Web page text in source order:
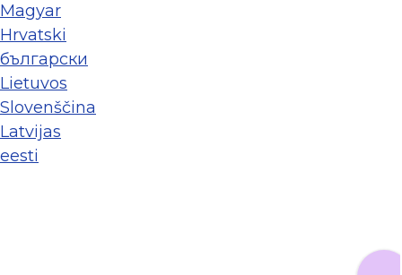
Magyar
Hrvatski
български
Lietuvos
Slovenščina
Latvijas
eesti